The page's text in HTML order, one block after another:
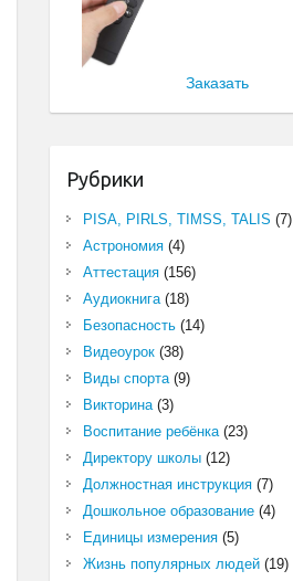
Заказать
Рубрики
PISA, PIRLS, TIMSS, TALIS (7)
Астрономия(4)
Аттестация(156)
Аудиокнига(18)
Безопасность(14)
Видеоурок(38)
Виды спорта(9)
Викторина(3)
Воспитание ребёнка(23)
Директору школы(12)
Должностная инструкция(7)
Дошкольное образование(4)
Единицы измерения(5)
Жизнь популярных людей(19)